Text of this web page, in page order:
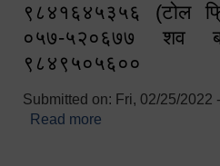
९८४१६४५३५६ (टोल
०५७-५२०६७७ शव
९८४९५०५६००
Submitted on: Fri, 02/25/2022
Read more